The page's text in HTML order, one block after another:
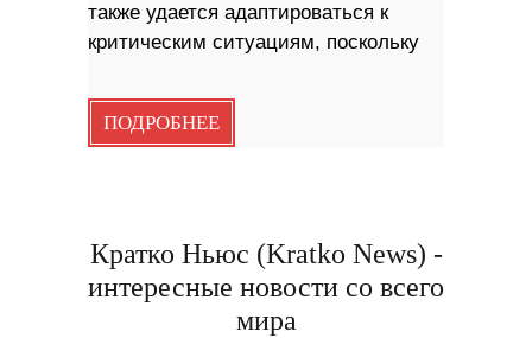
также удается адаптироваться к
критическим ситуациям, поскольку
ПОДРОБНЕЕ
Кратко Ньюс (Kratko News) -
интересные новости со всего
мира